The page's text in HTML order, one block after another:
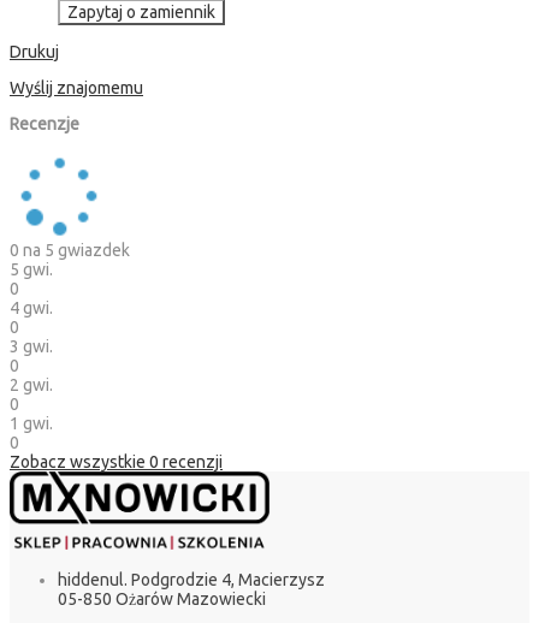
Zapytaj o zamiennik
Drukuj
Wyślij znajomemu
Recenzje
0 na 5 gwiazdek
5 gwi.
0
4 gwi.
0
3 gwi.
0
2 gwi.
0
1 gwi.
0
Zobacz wszystkie 0 recenzji
hiddenul. Podgrodzie 4, Macierzysz
05-850 Ożarów Mazowiecki